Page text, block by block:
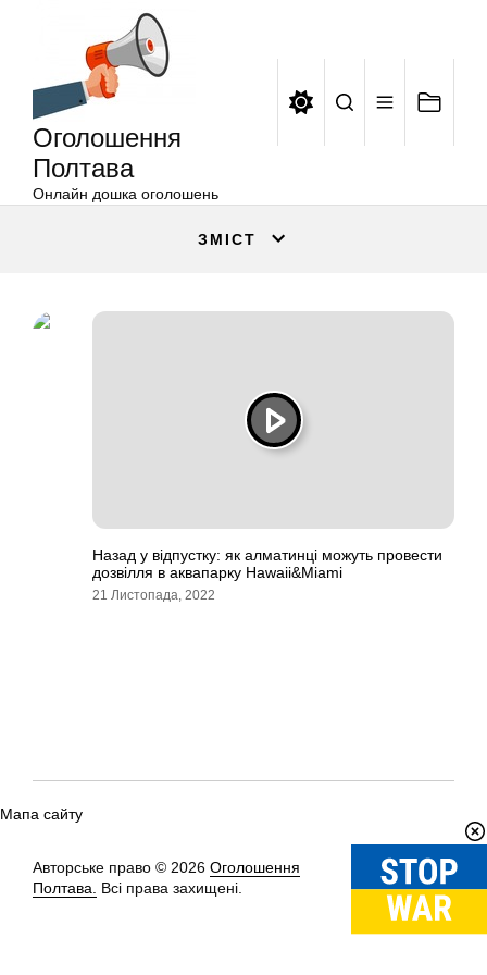
Оголошення
Полтава
Онлайн дошка оголошень
ЗМІСТ
Назад у відпустку: як алматинці можуть провести
дозвілля в аквапарку Hawaii&Miami
21 Листопада, 2022
Мапа сайту
Авторське право © 2026 Оголошення
Полтава.
Всі права захищені.
Вгору↑